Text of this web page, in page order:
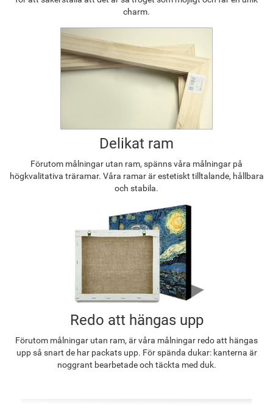
charm.
Delikat ram
Förutom målningar utan ram, spänns våra målningar på
högkvalitativa träramar. Våra ramar är estetiskt tilltalande, hållbara
och stabila.
Redo att hängas upp
Förutom målningar utan ram, är våra målningar redo att hängas
upp så snart de har packats upp. För spända dukar: kanterna är
noggrant bearbetade och täckta med duk.